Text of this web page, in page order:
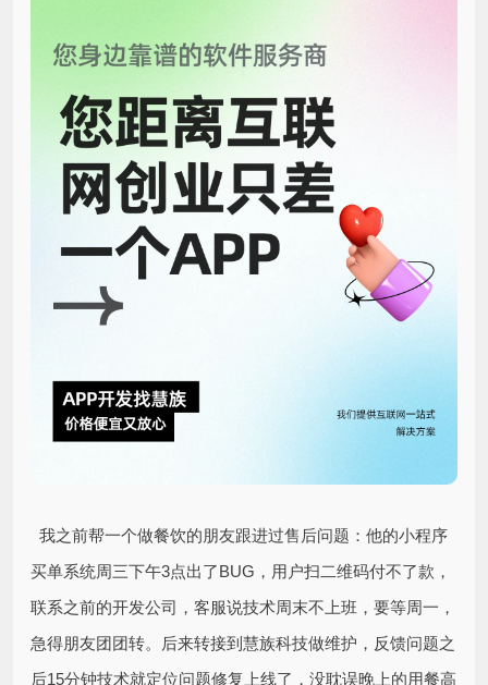
我之前帮一个做餐饮的朋友跟进过售后问题：他的小程序
买单系统周三下午3点出了BUG，用户扫二维码付不了款，
联系之前的开发公司，客服说技术周末不上班，要等周一，
急得朋友团团转。后来转接到慧族科技做维护，反馈问题之
后15分钟技术就定位问题修复上线了，没耽误晚上的用餐高